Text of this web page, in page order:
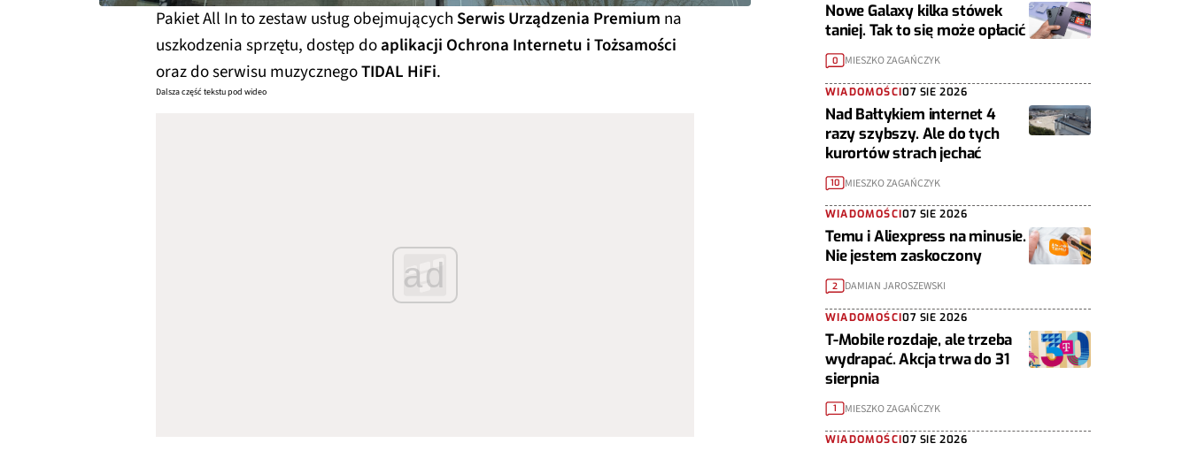
Pakiet All In to zestaw usług obejmujących Serwis Urządzenia Premium na
uszkodzenia sprzętu, dostęp doaplikacji Ochrona Internetu i Tożsamości
oraz do serwisu muzycznegoTIDAL HiFi.
Dalsza część tekstu pod wideo
ad
Nowe Galaxy kilka stówek
taniej. Tak to się może opłacić
0 MIESZKO ZAGAŃCZYK
WIADOMOŚCI07 SIE 2026
Nad Bałtykiem internet 4
razy szybszy. Ale do tych
kurortów strach jechać
10 MIESZKO ZAGAŃCZYK
WIADOMOŚCI07 SIE 2026
Temu i Aliexpress na minusie.
Nie jestem zaskoczony
2 DAMIAN JAROSZEWSKI
WIADOMOŚCI07 SIE 2026
T-Mobile rozdaje, ale trzeba
wydrapać. Akcja trwa do 31
sierpnia
1 MIESZKO ZAGAŃCZYK
WIADOMOŚCI07 SIE 2026